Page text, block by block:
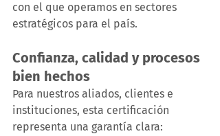
con el que operamos en sectores
estratégicos para el país.
Confianza, calidad y procesos
bien hechos
Para nuestros aliados, clientes e
instituciones, esta certificación
representa una garantía clara: